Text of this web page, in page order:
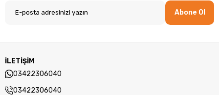
Abone Ol
İLETİŞİM
03422306040
03422306040